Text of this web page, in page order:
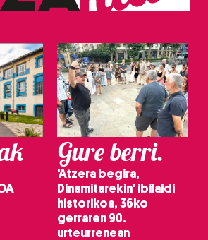
prozesatzeko moduari
gehiago eta ezarri zure lehentasunak
unetan alda edo ken dezakezu
adierazpenean.
propioak eta hirugarrenen cookie-
ditu. Zure esperientzia eta
asmoz, cookie teknologiaz
hau onartuz gero, teknologia hori
esplizitua ematen diguzu.Gehiago
Gure berri.
'Atzera begira,
Dinamitarekin' ibilaldi
historikoa, 36ko
gerraren 90.
urteurrenean